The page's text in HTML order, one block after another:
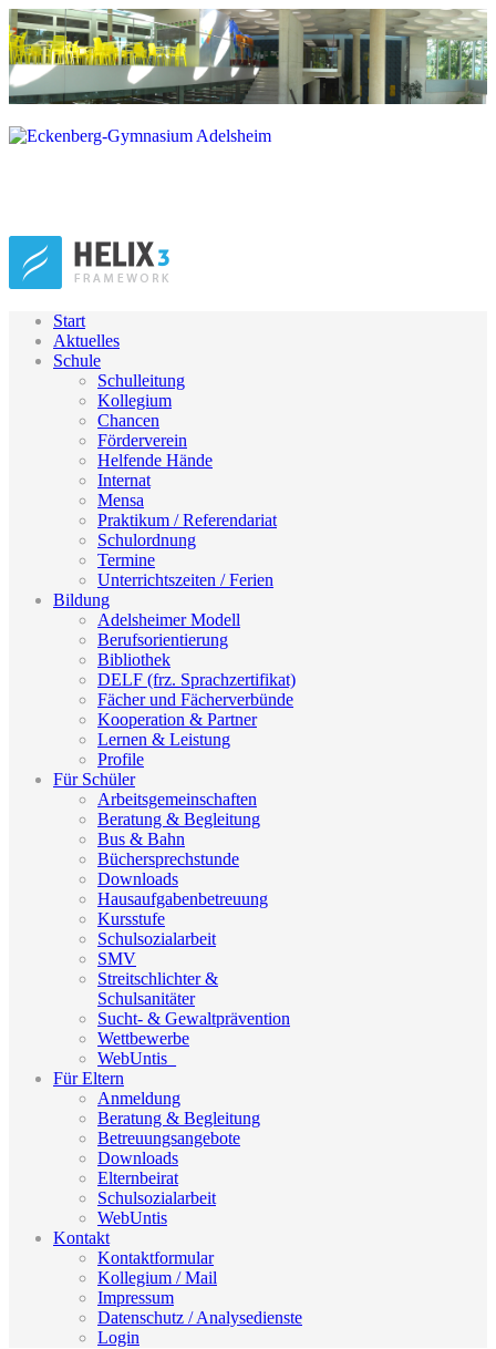
Start
Aktuelles
Schule
Schulleitung
Kollegium
Chancen
Förderverein
Helfende Hände
Internat
Mensa
Praktikum / Referendariat
Schulordnung
Termine
Unterrichtszeiten / Ferien
Bildung
Adelsheimer Modell
Berufsorientierung
Bibliothek
DELF (frz. Sprachzertifikat)
Fächer und Fächerverbünde
Kooperation & Partner
Lernen & Leistung
Profile
Für Schüler
Arbeitsgemeinschaften
Beratung & Begleitung
Bus & Bahn
Büchersprechstunde
Downloads
Hausaufgabenbetreuung
Kursstufe
Schulsozialarbeit
SMV
Streitschlichter &
Schulsanitäter
Sucht- & Gewaltprävention
Wettbewerbe
WebUntis_
Für Eltern
Anmeldung
Beratung & Begleitung
Betreuungsangebote
Downloads
Elternbeirat
Schulsozialarbeit
WebUntis
Kontakt
Kontaktformular
Kollegium / Mail
Impressum
Datenschutz / Analysedienste
Login